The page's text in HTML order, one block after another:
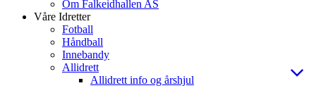
Om Falkeidhallen AS
Våre Idretter
Fotball
Håndball
Innebandy
Allidrett
Allidrett info og årshjul